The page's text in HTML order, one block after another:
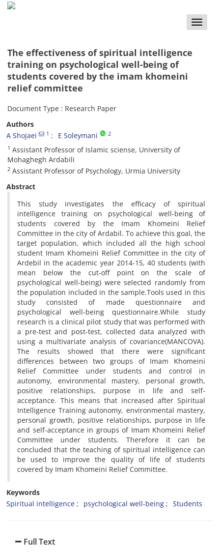
Toggle
The effectiveness of spiritual intelligence
training on psychological well-being of
students covered by the imam khomeini
relief committee
Document Type : Research Paper
Authors
A Shojaei
1 E Soleymani 2
1 Assistant Professor of Islamic sciense, University of
Mohaghegh Ardabili
2 Assistant Professor of Psychology, Urmia University
Abstract
This study investigates the efficacy of spiritual
intelligence training on psychological well-being of
students covered by the Imam Khomeini Relief
Committee in the city of Ardabil. To achieve this goal, the
target population, which included all the high school
student Imam Khomeini Relief Committee in the city of
Ardebil in the academic year 2014-15, 40 students (with
mean below the cut-off point on the scale of
psychological well-being) were selected randomly from
the population included in the sample.Tools used in this
study consisted of made questionnaire and
psychological well-being questionnaire.While study
research is a clinical pilot study that was performed with
a pre-test and post-test, collected data analyzed with
using a multivariate analysis of covariance(MANCOVA).
The results showed that there were significant
differences between two groups of Imam Khomeini
Relief Committee under students and control in
autonomy, environmental mastery, personal growth,
positive relationships, purpose in life and self-
acceptance. This means that increased after Spiritual
Intelligence Training autonomy, environmental mastery,
personal growth, positive relationships, purpose in life
and self-acceptance in groups of Imam Khomeini Relief
Committee under students. Therefore it can be
concluded that the teaching of spiritual intelligence can
be used to improve the quality of life of students
covered by Imam Khomeini Relief Committee.
Keywords
Spiritual intelligence
psychological well-being Students
Full Text